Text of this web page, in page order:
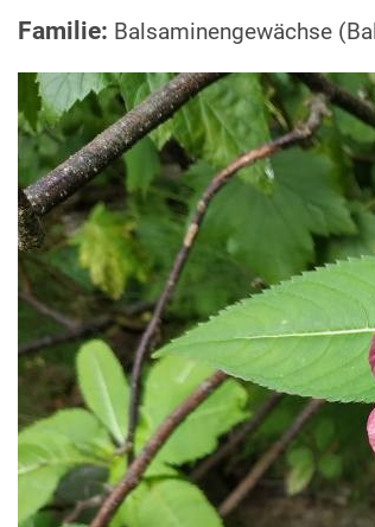
Familie: Balsaminengewächse